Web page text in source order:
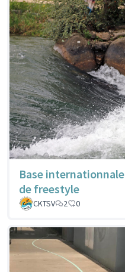
Base internationnale
de freestyle
CKTSV
2 0